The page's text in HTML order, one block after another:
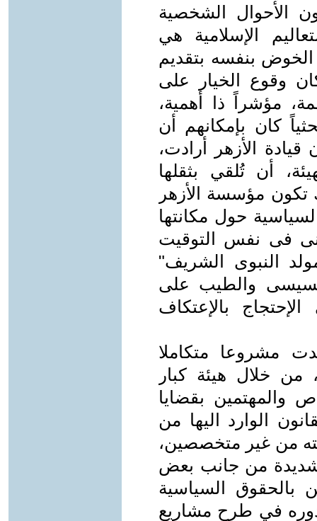
الأحوال الشخصية
الإسلامية هي
بنفسه بتقديم
وقوع الخيار على
مؤشراً ذا أهمية،
كان بإمكانهم أن
الأزهر أرادت،
أن تُلقي بثقلها
تكون مؤسسة الأزهر
حول مكانتها
فى نفس التوقيت
النبوى الشريف"
والطيب على
بالإعتكاف
مشروعا متكاملا
خلال هيئة كبار
والمهتمين بقضايا
الوارد اليها من
من غير متخصصين،
شديدة من جانب بعض
بالحقوق السياسية
دوره في طرح مشاريع